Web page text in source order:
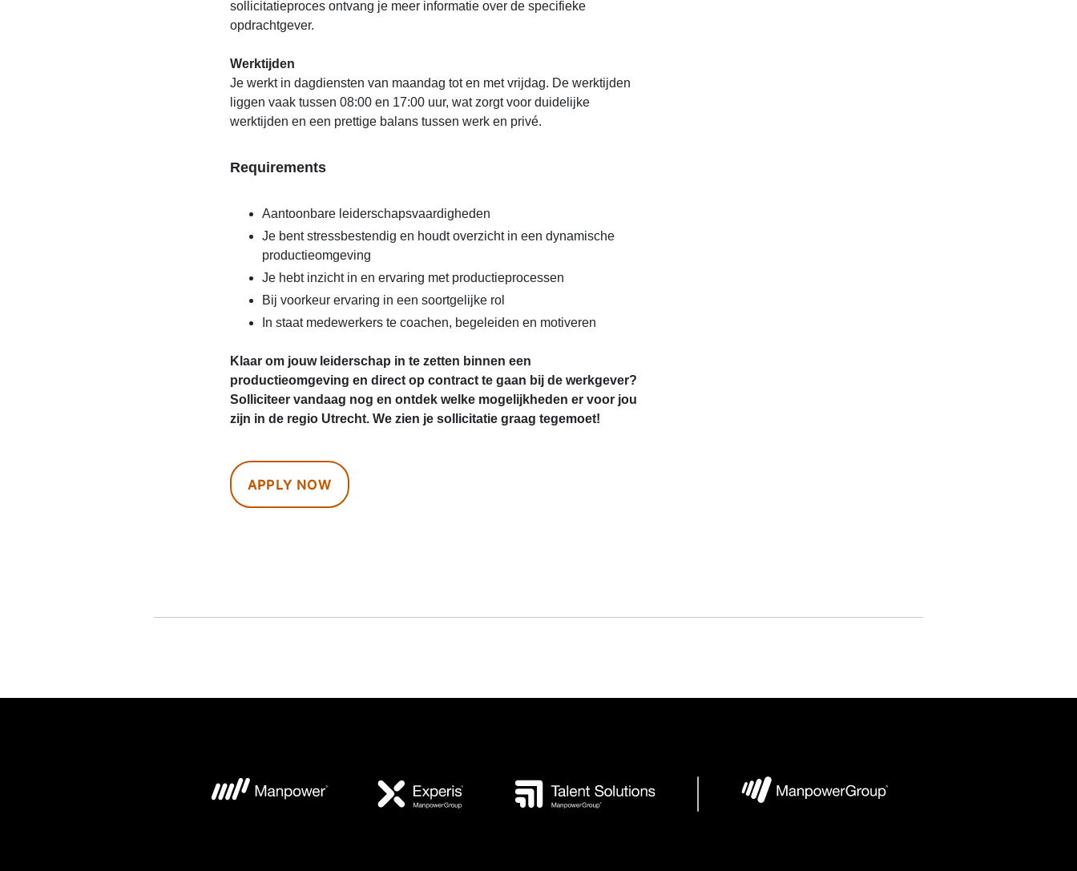
sollicitatieproces ontvang je meer informatie over de specifieke
opdrachtgever.
Werktijden
Je werkt in dagdiensten van maandag tot en met vrijdag. De werktijden
liggen vaak tussen 08:00 en 17:00 uur, wat zorgt voor duidelijke
werktijden en een prettige balans tussen werk en privé.
Requirements
Aantoonbare leiderschapsvaardigheden
Je bent stressbestendig en houdt overzicht in een dynamische
productieomgeving
Je hebt inzicht in en ervaring met productieprocessen
Bij voorkeur ervaring in een soortgelijke rol
In staat medewerkers te coachen, begeleiden en motiveren
Klaar om jouw leiderschap in te zetten binnen een
productieomgeving en direct op contract te gaan bij de werkgever?
Solliciteer vandaag nog en ontdek welke mogelijkheden er voor jou
zijn in de regio Utrecht. We zien je sollicitatie graag tegemoet!
APPLY NOW